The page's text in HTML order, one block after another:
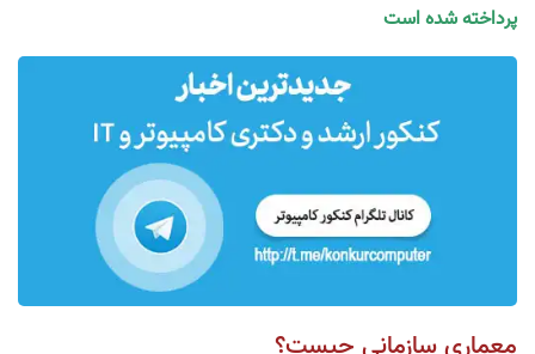
پرداخته شده است
معماری سازمانی چیست؟